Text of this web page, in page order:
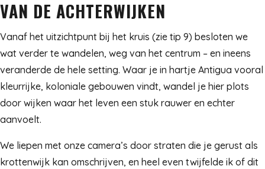
VAN DE ACHTERWIJKEN
Vanaf het uitzichtpunt bij het kruis (zie tip 9) besloten we
wat verder te wandelen, weg van het centrum – en ineens
veranderde de hele setting. Waar je in hartje Antigua vooral
kleurrijke, koloniale gebouwen vindt, wandel je hier plots
door wijken waar het leven een stuk rauwer en echter
aanvoelt.
We liepen met onze camera’s door straten die je gerust als
krottenwijk kan omschrijven, en heel even twijfelde ik of dit